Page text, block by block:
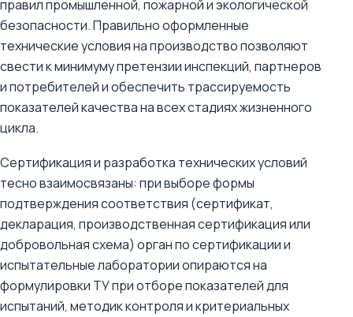
правил промышленной, пожарной и экологической
безопасности. Правильно оформленные
технические условия на производство позволяют
свести к минимуму претензии инспекций, партнеров
и потребителей и обеспечить трассируемость
показателей качества на всех стадиях жизненного
цикла.
Сертификация и разработка технических условий
тесно взаимосвязаны: при выборе формы
подтверждения соответствия (сертификат,
декларация, производственная сертификация или
добровольная схема) орган по сертификации и
испытательные лаборатории опираются на
формулировки ТУ при отборе показателей для
испытаний, методик контроля и критериальных